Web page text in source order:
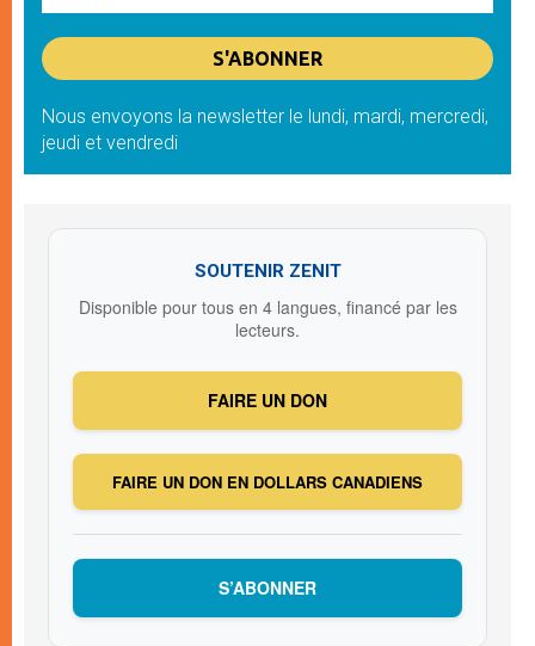
Nous envoyons la newsletter le lundi, mardi, mercredi,
jeudi et vendredi
SOUTENIR ZENIT
Disponible pour tous en 4 langues, financé par les
lecteurs.
FAIRE UN DON
FAIRE UN DON EN DOLLARS CANADIENS
S’ABONNER